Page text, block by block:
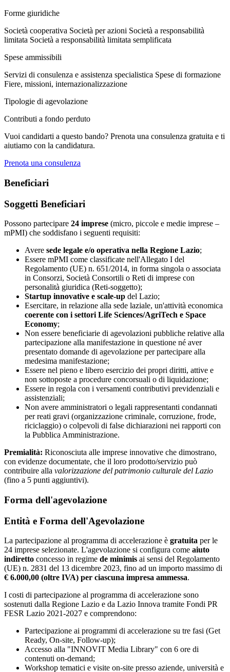
Forme giuridiche
Società cooperativa Società per azioni Società a responsabilità
limitata Società a responsabilità limitata semplificata
Spese ammissibili
Servizi di consulenza e assistenza specialistica Spese di formazione
Fiere, missioni, internazionalizzazione
Tipologie di agevolazione
Contributi a fondo perduto
Vuoi candidarti a questo bando? Prenota una consulenza gratuita e ti
aiutiamo con la candidatura.
Prenota una consulenza
Beneficiari
Soggetti Beneficiari
Possono partecipare 24 imprese (micro, piccole e medie imprese –
mPMI) che soddisfano i seguenti requisiti:
Avere sede legale e/o operativa nella Regione Lazio;
Essere mPMI come classificate nell'Allegato I del
Regolamento (UE) n. 651/2014, in forma singola o associata
in Consorzi, Società Consortili o Reti di imprese con
personalità giuridica (Reti-soggetto);
Startup innovative e scale-up del Lazio;
Esercitare, in relazione alla sede laziale, un'attività economica
coerente con i settori Life Sciences/AgriTech e Space
Economy;
Non essere beneficiarie di agevolazioni pubbliche relative alla
partecipazione alla manifestazione in questione né aver
presentato domande di agevolazione per partecipare alla
medesima manifestazione;
Essere nel pieno e libero esercizio dei propri diritti, attive e
non sottoposte a procedure concorsuali o di liquidazione;
Essere in regola con i versamenti contributivi previdenziali e
assistenziali;
Non avere amministratori o legali rappresentanti condannati
per reati gravi (organizzazione criminale, corruzione, frode,
riciclaggio) o colpevoli di false dichiarazioni nei rapporti con
la Pubblica Amministrazione.
Premialità: Riconosciuta alle imprese innovative che dimostrano,
con evidenze documentate, che il loro prodotto/servizio può
contribuire alla valorizzazione del patrimonio culturale del Lazio
(fino a 5 punti aggiuntivi).
Forma dell'agevolazione
Entità e Forma dell'Agevolazione
La partecipazione al programma di accelerazione è gratuita per le
24 imprese selezionate. L'agevolazione si configura come aiuto
indiretto concesso in regime de minimis ai sensi del Regolamento
(UE) n. 2831 del 13 dicembre 2023, fino ad un importo massimo di
€ 6.000,00 (oltre IVA) per ciascuna impresa ammessa.
I costi di partecipazione al programma di accelerazione sono
sostenuti dalla Regione Lazio e da Lazio Innova tramite Fondi PR
FESR Lazio 2021-2027 e comprendono:
Partecipazione ai programmi di accelerazione su tre fasi (Get
Ready, On-site, Follow-up);
Accesso alla "INNOVIT Media Library" con 6 ore di
contenuti on-demand;
Workshop tematici e visite on-site presso aziende, università e